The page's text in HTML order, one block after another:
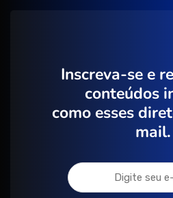
Inscreva-se e
conteúdos
como esses
mail.